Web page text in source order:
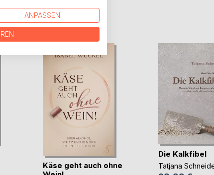
BEIBoD
Käse geht auch ohne
Die Kalkfibel
Tatjana
ANPASSEN